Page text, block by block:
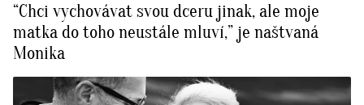
“Chci vychovávat svou dceru jinak, ale moje
matka do toho neustále mluví,” je naštvaná
Monika